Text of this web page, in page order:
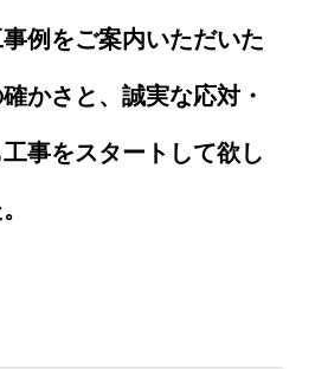
例をご案内いただいた
かさと、誠実な応対・
事をスタートして欲し